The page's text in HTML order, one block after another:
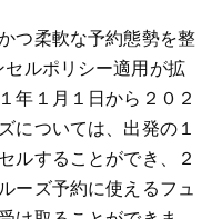
つ柔軟な予約態勢を整
ルポリシー適用が拡
年１月１日から２０２
については、出発の１
ルすることができ、２
ーズ予約に使えるフュ